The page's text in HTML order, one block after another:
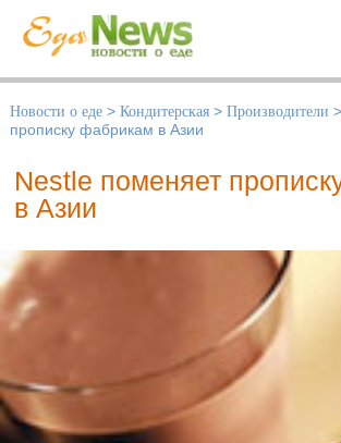
Новости о еде > Кондитерская > Производители >
прописку фабрикам в Азии
Nestle поменяет
в Азии